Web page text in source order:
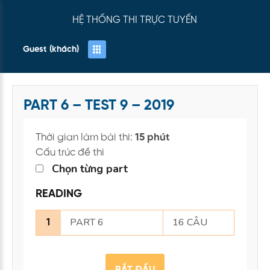
HỆ THỐNG THI TRỰC TUYẾN
Guest (khách)
PART 6 – TEST 9 – 2019
Thời gian làm bài thi: 15 phút
Cấu trúc đề thi
Chọn từng part
READING
1 PART 6 16 CÂU